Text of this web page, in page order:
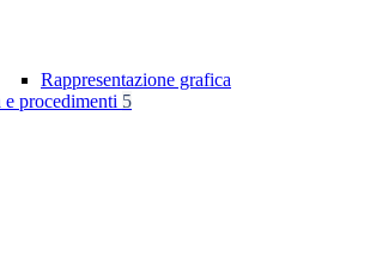
Rappresentazione grafica
procedimenti 5